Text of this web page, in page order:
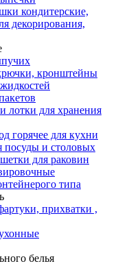
кондитерские,
декорирования,
кронштейны
лотки для хранения
горячее для кухни
и столовых
для раковин
типа
прихватки ,
белья